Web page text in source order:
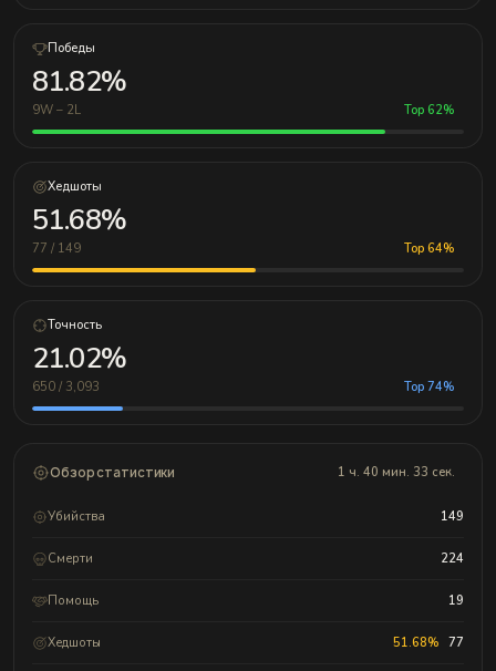
Победы
81.82%
9W – 2L Top 62%
Хедшоты
51.68%
77 / 149 Top 64%
Точность
21.02%
650 / 3,093 Top 74%
Обзор статистики 1 ч. 40 мин. 33 сек.
Убийства 149
Смерти 224
Помощь 19
Хедшоты 51.68% 77